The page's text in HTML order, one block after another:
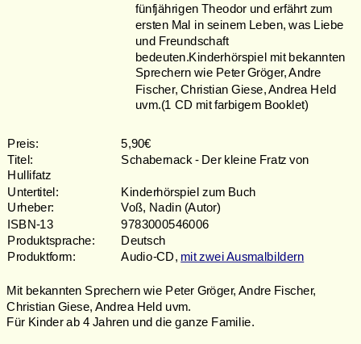
Mit bekannten Sprechern wie Peter Gröger, Andre Fischer,
Christian Giese, Andrea Held uvm.
Für Kinder ab 4 Jahren und die ganze Familie.
fünfjährigen Theodor und erfährt zum
ersten Mal in seinem Leben, was Liebe
und Freundschaft
bedeuten.Kinderhörspiel mit bekannten
Sprechern wie Peter Gröger, Andre
Fischer, Christian Giese, Andrea Held
uvm.(1 CD mit farbigem Booklet)
Preis: 5,90€
Titel: Schabernack - Der kleine Fratz von
Hullifatz
Untertitel: Kinderhörspiel zum Buch
Urheber: Voß, Nadin (Autor)
ISBN-13 9783000546006
Produktsprache: Deutsch
Produktform: Audio-CD, mit zwei Ausmalbildern